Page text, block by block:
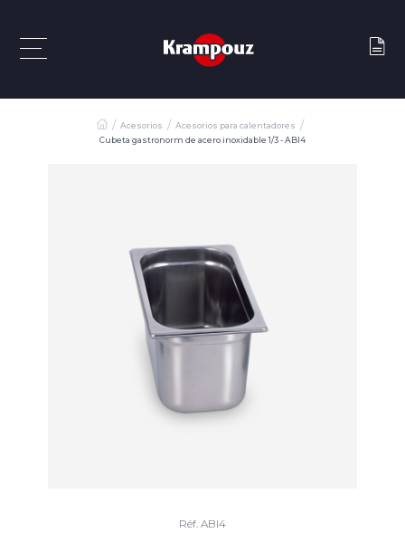
Acesorios
Acesorios para calentadores
Cubeta gastronorm de acero inoxidable 1/3 - ABI4
Réf. ABI4